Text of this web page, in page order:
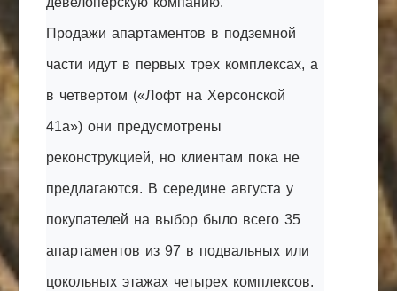
Продажи апартаментов в подземной
части идут в первых трех комплексах, а
в четвертом («Лофт на Херсонской
41а») они предусмотрены
реконструкцией, но клиентам пока не
предлагаются. В середине августа у
покупателей на выбор было всего 35
апартаментов из 97 в подвальных или
цокольных этажах четырех комплексов.